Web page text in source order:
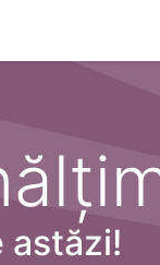
astăzi!